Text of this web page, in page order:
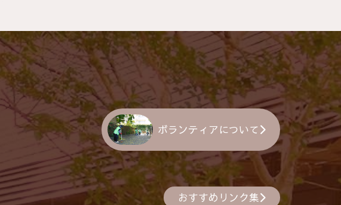
ボランティアについて
おすすめリンク集